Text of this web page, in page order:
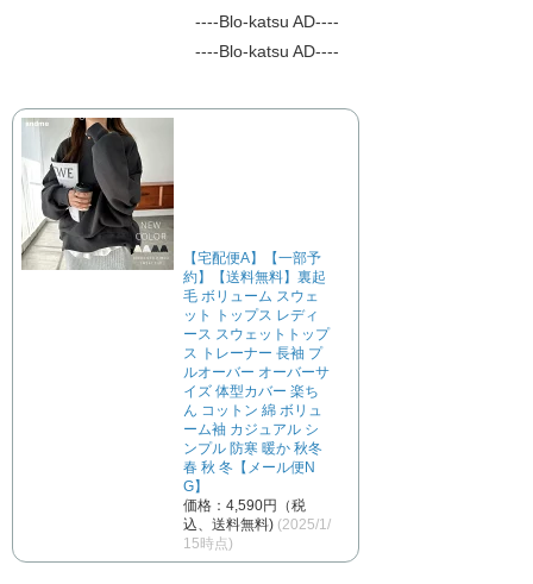
----Blo-katsu AD----
----Blo-katsu AD----
【宅配便A】【一部予
約】【送料無料】裏起
毛 ボリューム スウェ
ット トップス レディ
ース スウェットトップ
ス トレーナー 長袖 プ
ルオーバー オーバーサ
イズ 体型カバー 楽ち
ん コットン 綿 ボリュ
ーム袖 カジュアル シ
ンプル 防寒 暖か 秋冬
春 秋 冬【メール便N
G】
価格：4,590円（税
込、送料無料) (2025/1/
15時点)